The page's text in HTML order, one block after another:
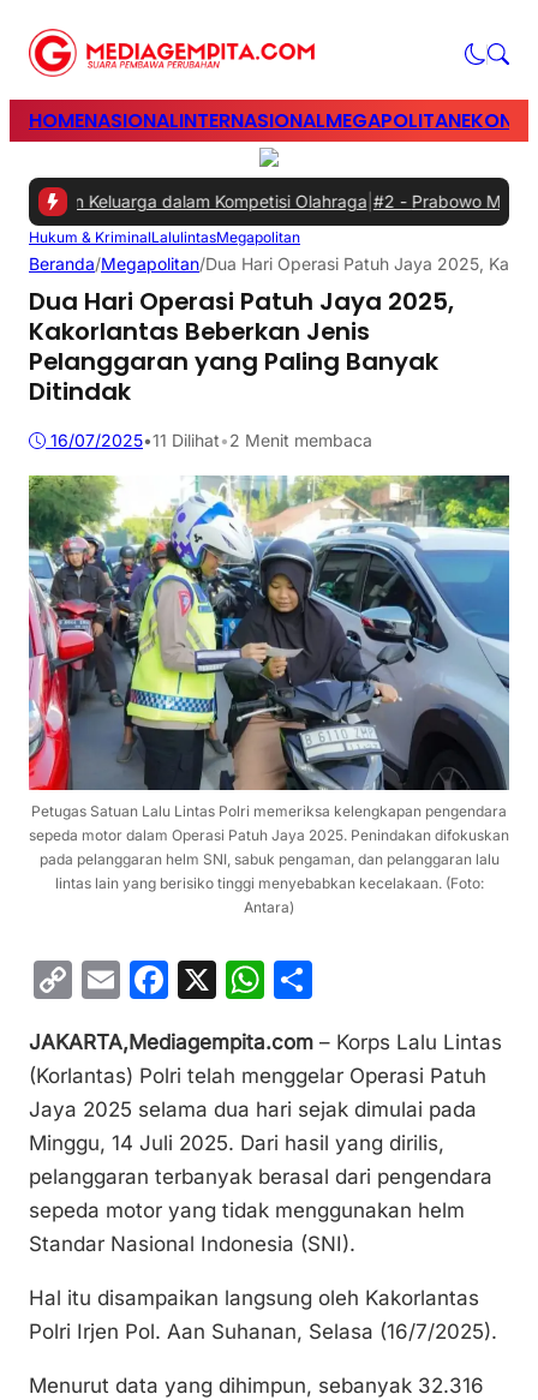
HOMENASIONALINTERNASIONALMEGAPOLITAN
Keluarga dalam Kompetisi Olahraga|#2 -Prabowo Minta
Hukum & KriminalLalulintasMegapolitan
Beranda/Megapolitan/Dua Hari Operasi Patuh Jaya 2025,
Dua Hari Operasi Patuh Jaya 2025,
Kakorlantas Beberkan Jenis
Pelanggaran yang Paling Banyak
Ditindak
16/07/2025•11 Dilihat•2 Menit membaca
Petugas Satuan Lalu Lintas Polri memeriksa kelengkapan pengendara
sepeda motor dalam Operasi Patuh Jaya 2025. Penindakan difokuskan
pada pelanggaran helm SNI, sabuk pengaman, dan pelanggaran lalu
lintas lain yang berisiko tinggi menyebabkan kecelakaan. (Foto:
Antara)
C
p
y
Li
n
k
E
ai
l
F
c
e
b
o
o
k
X
W
at
s
A
p
p
ar
e
JAKARTA,Mediagempita.com – Korps Lalu Lintas
(Korlantas) Polri telah menggelar Operasi Patuh
Jaya 2025 selama dua hari sejak dimulai pada
Minggu, 14 Juli 2025. Dari hasil yang dirilis,
pelanggaran terbanyak berasal dari pengendara
sepeda motor yang tidak menggunakan helm
Standar Nasional Indonesia (SNI).
Hal itu disampaikan langsung oleh Kakorlantas
Polri Irjen Pol. Aan Suhanan, Selasa (16/7/2025).
Menurut data yang dihimpun, sebanyak 32.316